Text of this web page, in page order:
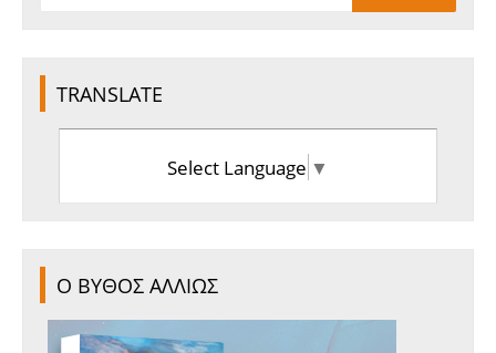
TRANSLATE
Select Language ▼
Ο ΒΥΘΟΣ ΑΛΛΙΩΣ